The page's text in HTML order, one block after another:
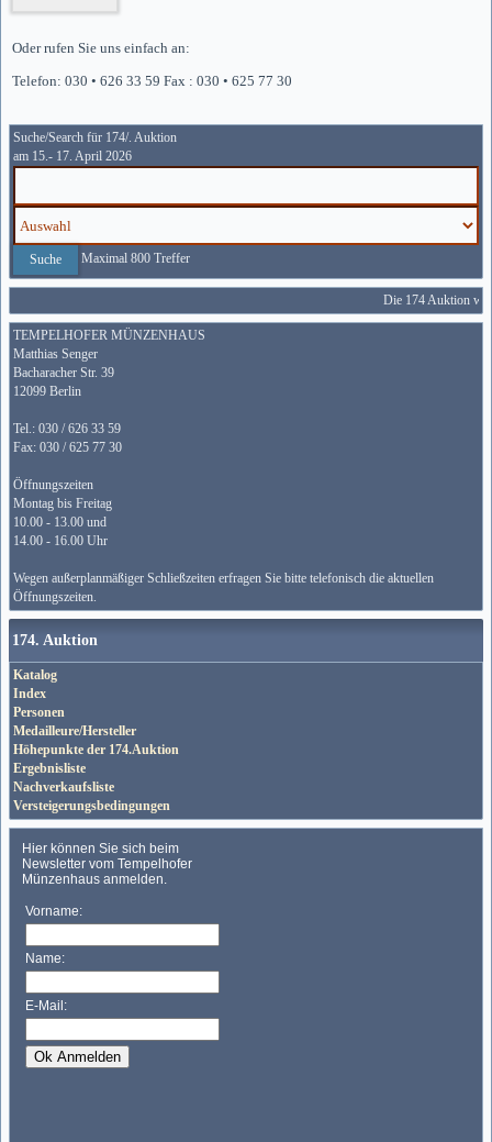
Oder rufen Sie uns einfach an:
Telefon: 030 • 626 33 59 Fax : 030 • 625 77 30
Suche/Search für 174/. Auktion
am 15.- 17. April 2026
Maximal 800 Treffer
Die 174 Auktion
TEMPELHOFER MÜNZENHAUS
Matthias Senger
Bacharacher Str. 39
12099 Berlin
Tel.: 030 / 626 33 59
Fax: 030 / 625 77 30
Öffnungszeiten
Montag bis Freitag
10.00 - 13.00 und
14.00 - 16.00 Uhr
Wegen außerplanmäßiger Schließzeiten erfragen Sie bitte telefonisch die aktuellen
Öffnungszeiten.
174. Auktion
Katalog
Index
Personen
Medailleure/Hersteller
Höhepunkte der 174.Auktion
Ergebnisliste
Nachverkaufsliste
Versteigerungsbedingungen